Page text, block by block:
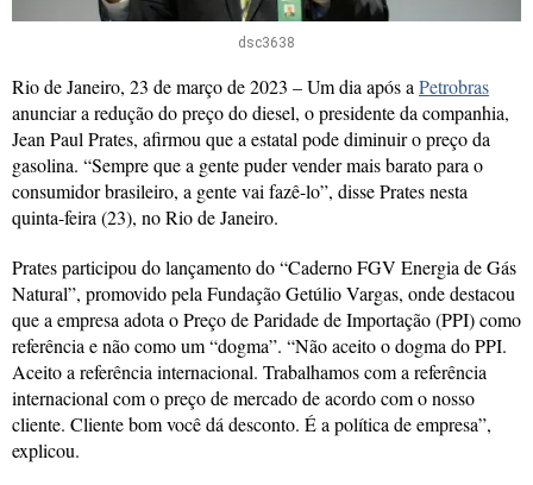
dsc3638
Rio de Janeiro, 23 de março de 2023 – Um dia após a Petrobras
anunciar a redução do preço do diesel, o presidente da companhia,
Jean Paul Prates, afirmou que a estatal pode diminuir o preço da
gasolina. “Sempre que a gente puder vender mais barato para o
consumidor brasileiro, a gente vai fazê-lo”, disse Prates nesta
quinta-feira (23), no Rio de Janeiro.
Prates participou do lançamento do “Caderno FGV Energia de Gás
Natural”, promovido pela Fundação Getúlio Vargas, onde destacou
que a empresa adota o Preço de Paridade de Importação (PPI) como
referência e não como um “dogma”. “Não aceito o dogma do PPI.
Aceito a referência internacional. Trabalhamos com a referência
internacional com o preço de mercado de acordo com o nosso
cliente. Cliente bom você dá desconto. É a política de empresa”,
explicou.